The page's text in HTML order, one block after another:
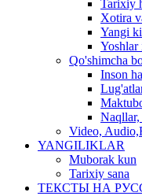
Tarixiy
Xotira
Yangi
Yoshlar
Qo'shimcha
Inson
Video,
YANGILIKLAR
Muborak kun
Tarixiy sana
ТЕКСТЫ НА